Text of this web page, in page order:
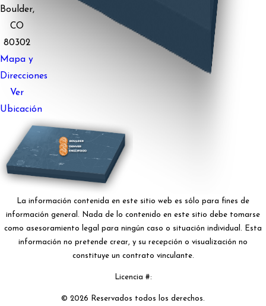
Boulder,
CO
80302
Mapa y
Direcciones
Ver
Ubicación
La información contenida en este sitio web es sólo para fines de
información general. Nada de lo contenido en este sitio debe tomarse
como asesoramiento legal para ningún caso o situación individual. Esta
información no pretende crear, y su recepción o visualización no
constituye un contrato vinculante.
Licencia #:
© 2026 Reservados todos los derechos.